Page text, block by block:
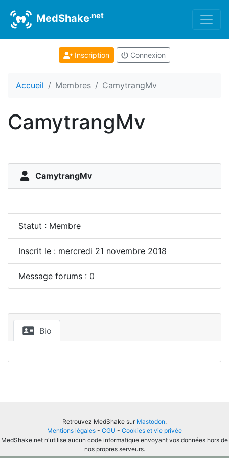
MedShake.net
Inscription Connexion
Accueil Membres CamytrangMv
CamytrangMv
CamytrangMv
Statut : Membre
Inscrit le : mercredi 21 novembre 2018
Message forums : 0
Bio
Retrouvez MedShake sur Mastodon.
Mentions légales - CGU - Cookies et vie privée
MedShake.net n'utilise aucun code informatique envoyant vos données hors de
nos propres serveurs.